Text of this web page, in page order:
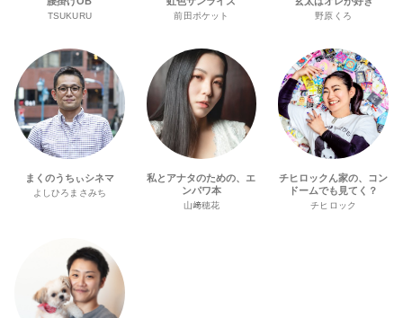
TSUKURU 前田ポケット 野原くろ
まくのうちぃシネマ
よしひろまさみち
私とアナタのための、エ
ンパワ本
山﨑穂花
チヒロックん家の、コン
ドームでも見てく？
チヒロック